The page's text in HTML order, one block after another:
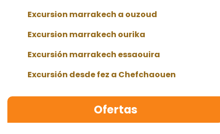
Excursion marrakech a ouzoud
Excursion marrakech ourika
Excursión marrakech essaouira
Excursión desde fez a Chefchaouen
Ofertas